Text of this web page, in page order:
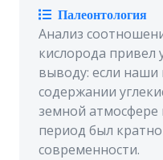
Палеонтология
Анализ
кислорода
выводу: если наши
содержании
земной
период был
современности.